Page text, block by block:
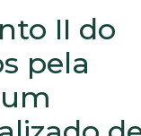
II do
pela